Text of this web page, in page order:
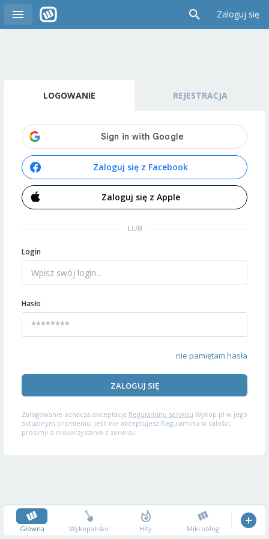
Zaloguj się
LOGOWANIE REJESTRACJA
Zaloguj się z Facebook
Zaloguj się z Apple
LUB
Login
Hasło
nie pamiętam hasła
ZALOGUJ SIĘ
Zalogowanie oznacza akceptację Regulaminu serwisu Wykop.pl w jego
aktualnym brzmieniu. Jeśli nie akceptujesz Regulaminu w całości,
prosimy o niekorzystanie z serwisu.
Główna Wykopalisko Hity Mikroblog